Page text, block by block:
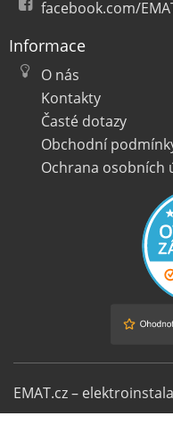
facebook.com/
Informace
O nás
Kontakty
Časté dotazy
Obchodní
Ochrana osobních
EMAT.cz –